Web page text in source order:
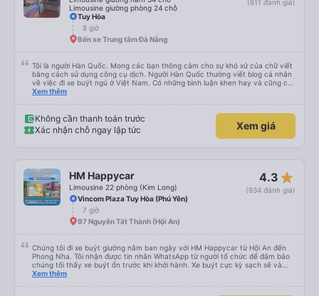
Limousine giường phòng 24 chỗ
(611 đánh giá)
Tuy Hòa
8 giờ
Bến xe Trung tâm Đà Nẵng
Tôi là người Hàn Quốc. Mong các bạn thông cảm cho sự khó xử của chữ viết
bằng cách sử dụng công cụ dịch. Người Hàn Quốc thường viết blog cá nhân
về việc đi xe buýt ngủ ở Việt Nam. Có những bình luận khen hay và cũng có
những bình luận khen vất vả nên tôi đã rất lo lắng. Đó là một sự lo lắng vô
를 보시게 되는 한국분들께 정보를 드리자면 저는 다낭에서 꾸이년가는 버스를 탔습
니다. 같은 회사라도 버스마다 퀄리티가 다른지는 모르겠는데, 제가 탄 버스는 쾌적
하고 좋았어요. 자리 넓찍하고 베개 이불 깨끗합니다. 뭐 경적소리야 베트남에서는
뭐 전 새우자세가 편해서 불만은 없었습니다 : )
Xem thêm
Không cần thanh toán trước
Xác nhận chỗ ngay lập tức
Xem giá
HM Happycar
Limousine 22 phòng (Kim Long)
4.3 star_rate
(934 đánh giá)
Vincom Plaza Tuy Hòa (Phú Yên)
7 giờ
97 Nguyễn Tất Thành (Hội An)
Chúng tôi đi xe buýt giường nằm ban ngày với HM Happycar từ Hội An đến
Phong Nha. Tôi nhận được tin nhắn WhatsApp từ người tổ chức để đảm bảo
chúng tôi thấy xe buýt ổn trước khi khởi hành. Xe buýt cực kỳ sạch sẽ và
trong tình trạng tuyệt vời. Các khoang giường nhỏ riêng tư và nằm phẳng
Xem thêm